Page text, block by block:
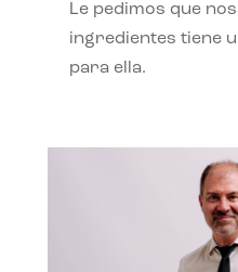
Le pedimos que
ingredientes tiene
para ella.